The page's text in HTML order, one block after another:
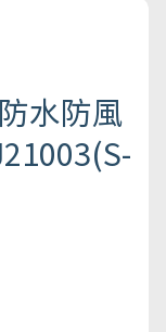
水防風